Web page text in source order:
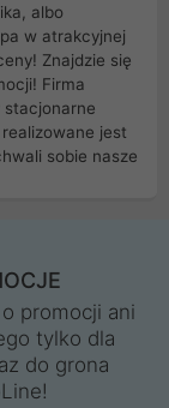
albo
w atrakcyjnej
Znajdzie się
Firma
stacjonarne
jest
sobie nasze
Kalisz, Bytom,
Działamy
siedzibę
Cała
promocji ani
tylko dla
do grona